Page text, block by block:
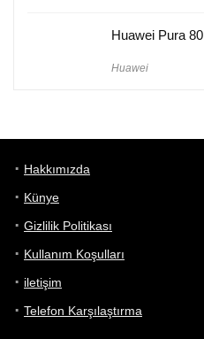
Huawei Pura 80
Huawei
Hakkımızda
Künye
Gizlilik Politikası
Kullanım Koşulları
iletişim
Telefon Karşılaştırma